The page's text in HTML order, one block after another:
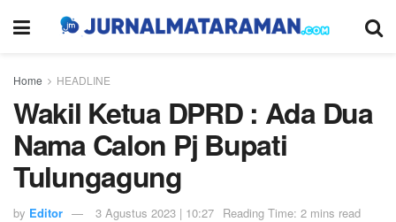
Home HEADLINE
Wakil Ketua DPRD : Ada Dua
Nama Calon Pj Bupati
Tulungagung
by Editor 3 Agustus 2023 | 10:27 Reading Time: 2 mins read